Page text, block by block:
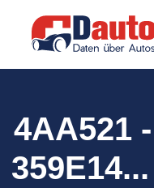
4AA521